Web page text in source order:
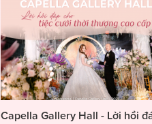
Capella Gallery Hall - Lời hồi